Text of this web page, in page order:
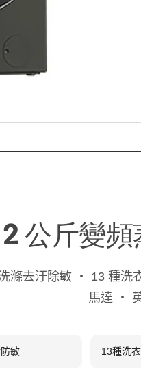
公斤變
滌去汙除敏 ‧ 13 種
馬達 ‧
敏 13種洗